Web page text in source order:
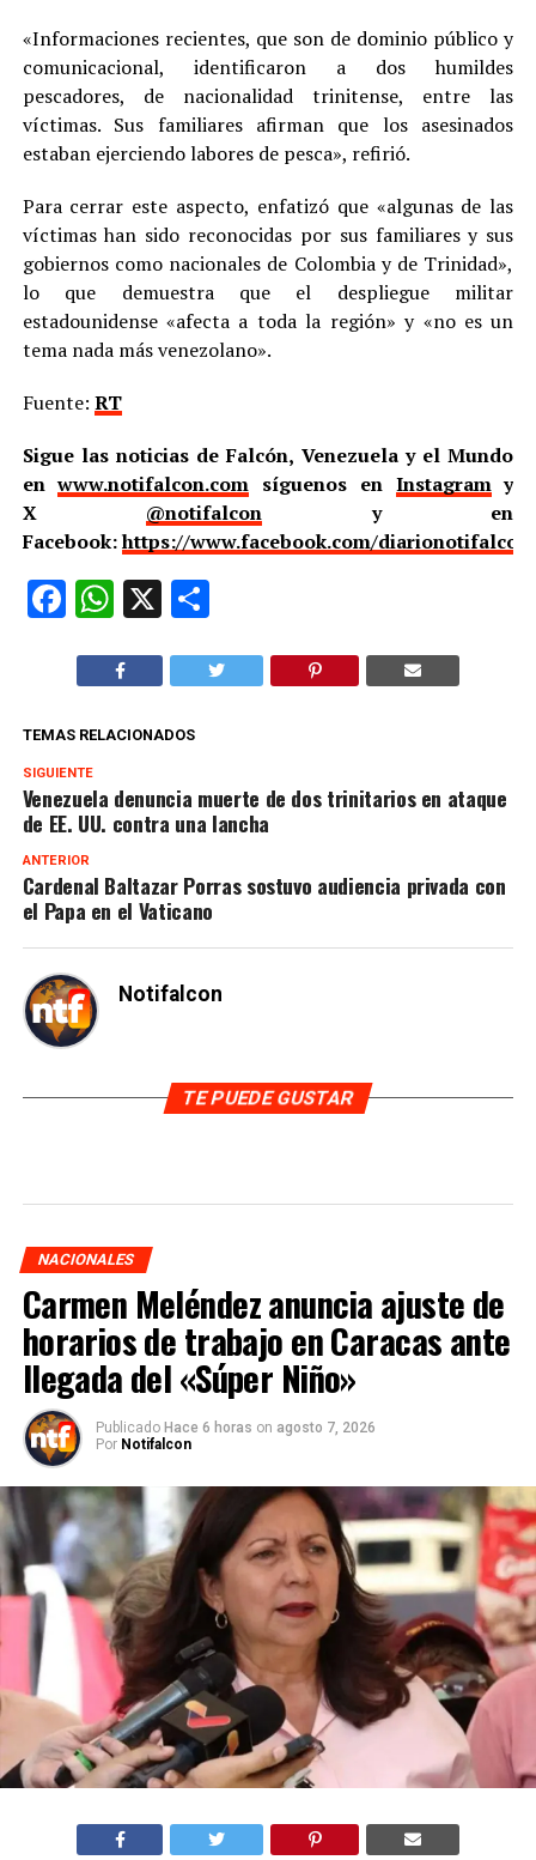
«Informaciones recientes, que son de dominio público y
comunicacional, identificaron a dos humildes
pescadores, de nacionalidad trinitense, entre las
víctimas. Sus familiares afirman que los asesinados
estaban ejerciendo labores de pesca», refirió.
Para cerrar este aspecto, enfatizó que «algunas de las
víctimas han sido reconocidas por sus familiares y sus
gobiernos como nacionales de Colombia y de Trinidad»,
lo que demuestra que el despliegue militar
estadounidense «afecta a toda la región» y «no es un
tema nada más venezolano».
Fuente: RT
Sigue las noticias de Falcón, Venezuela y el Mundo
enwww.notifalcon.com síguenos en Instagramy
X @notifalcon y en
Facebook:https://www.facebook.com/
Facebook
WhatsApp
X Compartir
TEMAS RELACIONADOS
SIGUIENTE
Venezuela denuncia muerte de dos trinitarios en ataque
de EE. UU. contra una lancha
ANTERIOR
Cardenal Baltazar Porras sostuvo audiencia privada con
el Papa en el Vaticano
Notifalcon
TE PUEDE GUSTAR
NACIONALES
Carmen Meléndez anuncia ajuste de
horarios de trabajo en Caracas ante
llegada del «Súper Niño»
Publicado Hace 6 horas on agosto 7, 2026
Por Notifalcon